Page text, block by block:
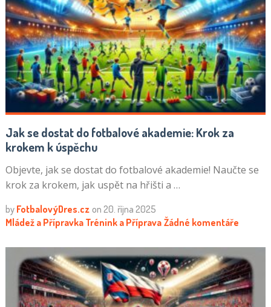
Jak se dostat do fotbalové akademie: Krok za
krokem k úspěchu
Objevte, jak se dostat do fotbalové akademie! Naučte se
krok za krokem, jak uspět na hřišti a …
by FotbalovýDres.cz on 20. října 2025
Mládež a Přípravka Trénink a Příprava Žádné komentáře